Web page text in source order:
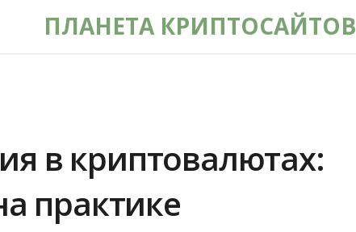
ПЛАНЕТА КРИПТОСАЙТОВ
в криптовалютах:
практике